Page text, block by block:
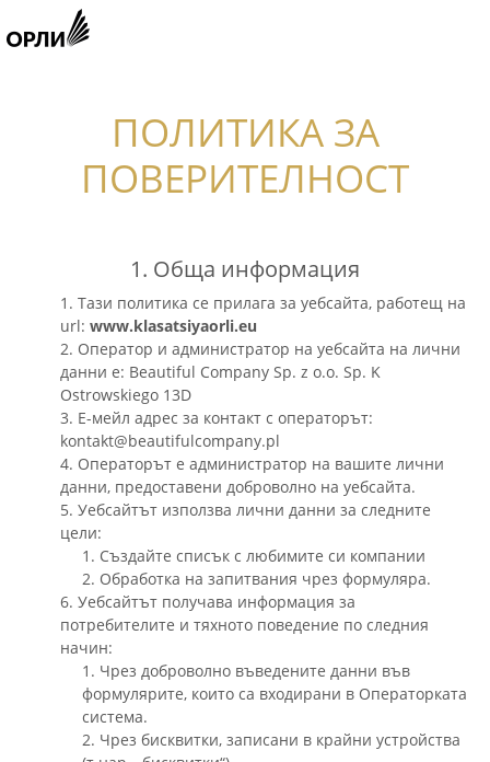
ПОЛИТИКА ЗА
ПОВЕРИТЕЛНОСТ
1. Обща информация
1. Тази политика се прилага за уебсайта, работещ на
url: www.klasatsiyaorli.eu
2. Оператор и администратор на уебсайта на лични
данни е: Beautiful Company Sp. z o.o. Sp. K
Ostrowskiego 13D
3. Е-мейл адрес за контакт с операторът:
kontakt@beautifulcompany.pl
4. Операторът е администратор на вашите лични
данни, предоставени доброволно на уебсайта.
5. Уебсайтът използва лични данни за следните
цели:
1. Създайте списък с любимите си компании
2. Обработка на запитвания чрез формуляра.
6. Уебсайтът получава информация за
потребителите и тяхното поведение по следния
начин:
1. Чрез доброволно въведените данни във
формулярите, които са входирани в Операторката
система.
2. Чрез бисквитки, записани в крайни устройства